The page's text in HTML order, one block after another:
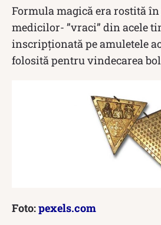
Formula magică era rostită
medicilor- ”vraci” din acele
inscripționată pe amuletele
folosită pentru vindecarea
Foto:pexels.com